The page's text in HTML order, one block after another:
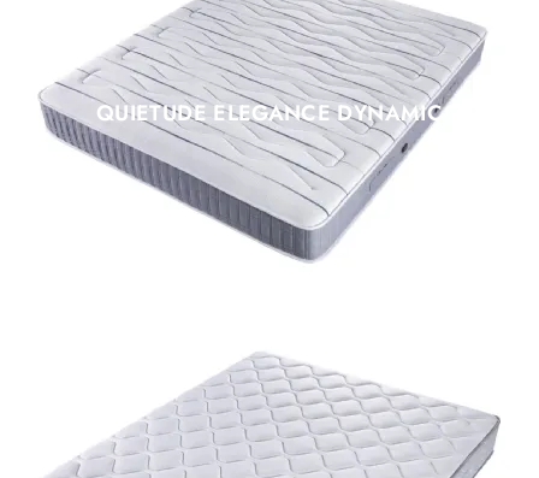
QUIETUDE ELEGANCE DYNAMIC